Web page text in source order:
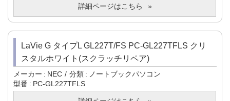
詳細ページはこちら
LaVie G タイプL GL227T/FS PC-GL227TFLS クリ
スタルホワイト(スクラッチリペア)
メーカー NEC 分類
ノートブックパソコン
型番
PC-GL227TFLS